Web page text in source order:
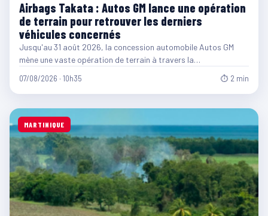
Airbags Takata : Autos GM lance une opération
de terrain pour retrouver les derniers
véhicules concernés
Jusqu'au 31 août 2026, la concession automobile Autos GM
mène une vaste opération de terrain à travers la…
07/08/2026 · 10h35 ⏱ 2 min
MARTINIQUE